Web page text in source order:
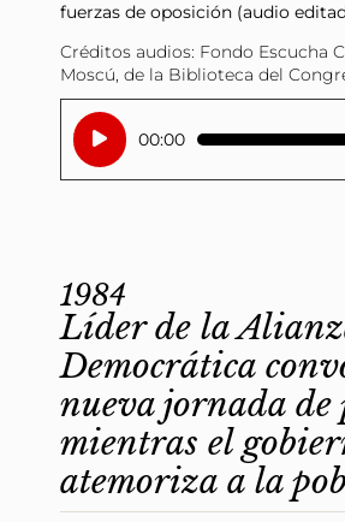
fuerzas de oposición (audio
Reproductor
de
audio
00:00
Créditos audios: Fondo Escucha
Moscú, de la Biblioteca del
1984
Líder de la
Democrática
nueva jornada de
mientras el
atemoriza a la